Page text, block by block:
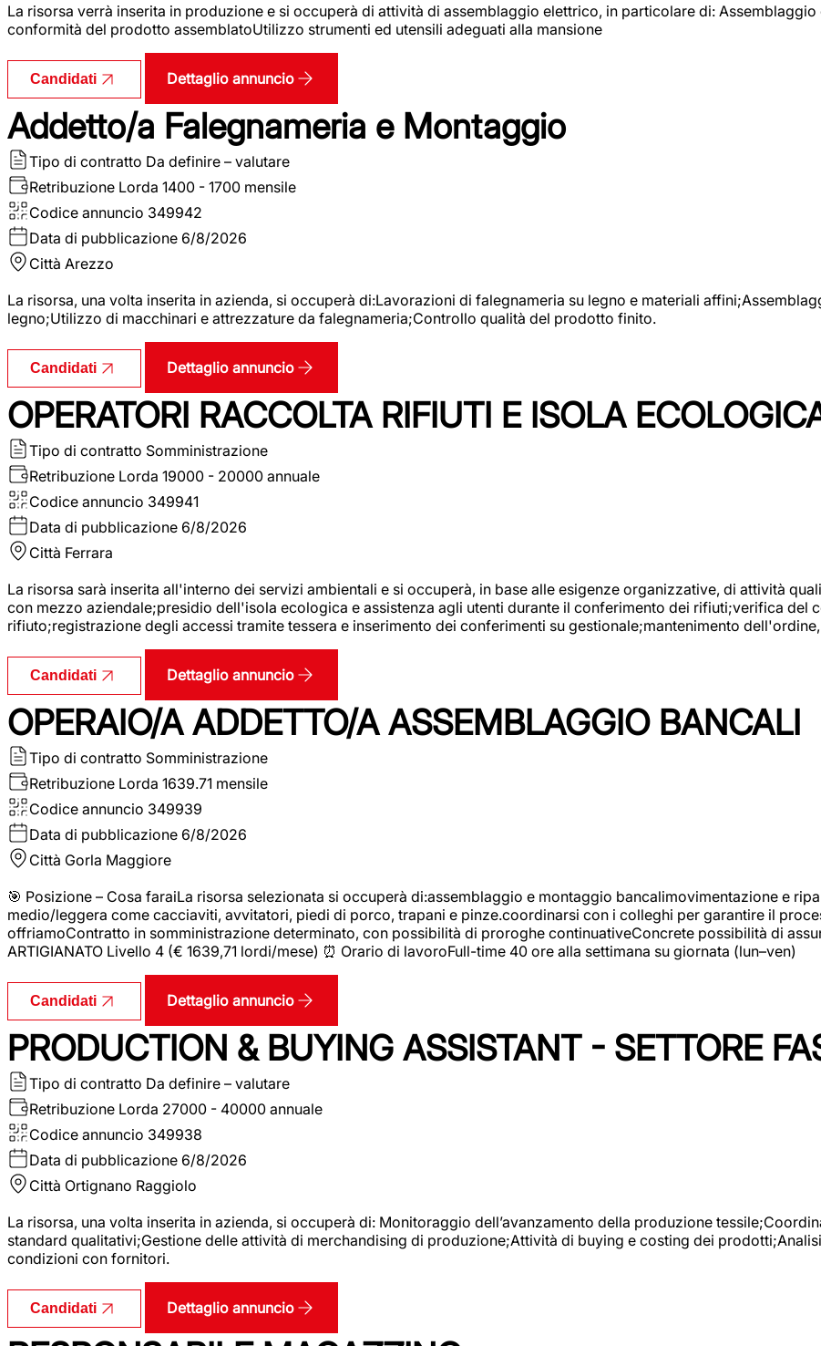
La risorsa verrà inserita in produzione e si occuperà di attività di assemblaggio elettrico, in particolare di:
conformità del prodotto assemblatoUtilizzo strumenti ed utensili adeguati alla mansione
Candidati Dettaglio annuncio
Addetto/a Falegnameria e Montaggio
Tipo di contratto Da definire – valutare
Retribuzione Lorda 1400 - 1700 mensile
Codice annuncio 349942
Data di pubblicazione 6/8/2026
Città Arezzo
La risorsa, una volta inserita in azienda, si occuperà di:Lavorazioni di falegnameria su legno e materiali
legno;Utilizzo di macchinari e attrezzature da falegnameria;Controllo qualità del prodotto finito.
Candidati Dettaglio annuncio
OPERATORI RACCOLTA RIFIUTI E ISOLA
Tipo di contratto Somministrazione
Retribuzione Lorda 19000 - 20000 annuale
Codice annuncio 349941
Data di pubblicazione 6/8/2026
Città Ferrara
La risorsa sarà inserita all'interno dei servizi ambientali e si occuperà, in base alle esigenze organizzative, di attività
con mezzo aziendale;presidio dell'isola ecologica e assistenza agli utenti durante il conferimento dei rifiuti;verifica del
rifiuto;registrazione degli accessi tramite tessera e inserimento dei conferimenti su gestionale;mantenimento
Candidati Dettaglio annuncio
OPERAIO/A ADDETTO/A ASSEMBLAGGIO BANCALI
Tipo di contratto Somministrazione
Retribuzione Lorda 1639.71 mensile
Codice annuncio 349939
Data di pubblicazione 6/8/2026
Città Gorla Maggiore
🎯 Posizione – Cosa faraiLa risorsa selezionata si occuperà di:assemblaggio e montaggio bancalimovimentazione e
medio/leggera come cacciaviti, avvitatori, piedi di porco, trapani e pinze.coordinarsi con i colleghi per garantire il
offriamoContratto in somministrazione determinato, con possibilità di proroghe continuativeConcrete possibilità di
ARTIGIANATO Livello 4 (€ 1639,71 lordi/mese) ⏰ Orario di lavoroFull-time 40 ore alla settimana su giornata (lun–ven)
Candidati Dettaglio annuncio
PRODUCTION & BUYING ASSISTANT - SETTORE
Tipo di contratto Da definire – valutare
Retribuzione Lorda 27000 - 40000 annuale
Codice annuncio 349938
Data di pubblicazione 6/8/2026
Città Ortignano Raggiolo
La risorsa, una volta inserita in azienda, si occuperà di: Monitoraggio dell’avanzamento della produzione
standard qualitativi;Gestione delle attività di merchandising di produzione;Attività di buying e costing dei
condizioni con fornitori.
Candidati Dettaglio annuncio